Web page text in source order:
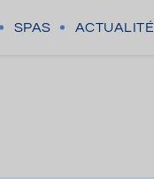
SPAS